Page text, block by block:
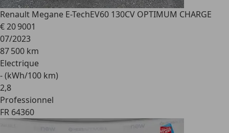
Renault Megane E-TechEV60 130CV OPTIMUM CHARGE
€ 20 9001
07/2023
87 500 km
Electrique
- (kWh/100 km)
2,8
Professionnel
FR 64360